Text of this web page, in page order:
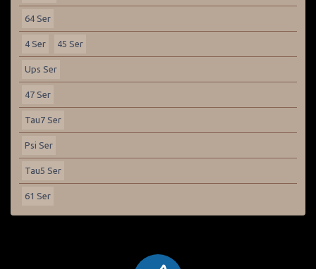
64 Ser
4 Ser 45 Ser
Ups Ser
47 Ser
Tau7 Ser
Psi Ser
Tau5 Ser
61 Ser